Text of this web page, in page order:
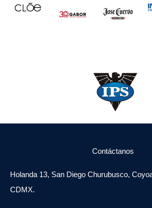
Contáctanos
Holanda 13, San Diego Churubusco,
CDMX.